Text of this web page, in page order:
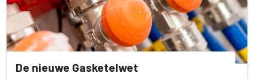
De nieuwe Gasketelwet